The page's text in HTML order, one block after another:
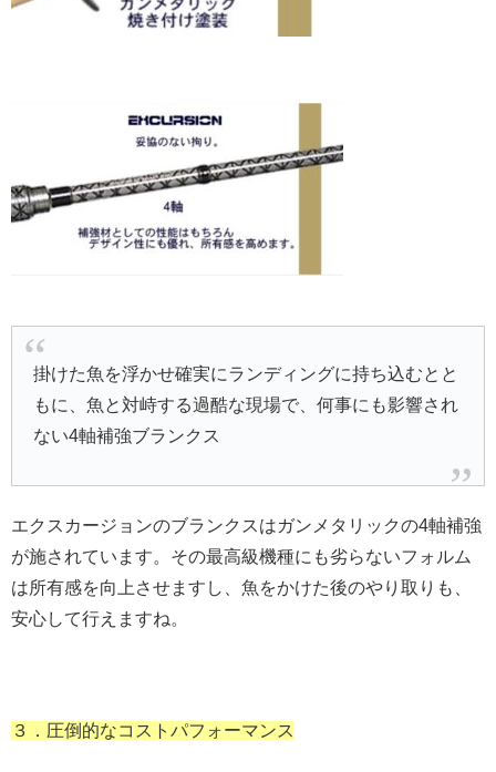
掛けた魚を浮かせ確実にランディングに持ち込むとと
もに、魚と対峙する過酷な現場で、何事にも影響され
ない4軸補強ブランクス
エクスカージョンのブランクスはガンメタリックの4軸補強
が施されています。その最高級機種にも劣らないフォルム
は所有感を向上させますし、魚をかけた後のやり取りも、
安心して行えますね。
３．圧倒的なコストパフォーマンス